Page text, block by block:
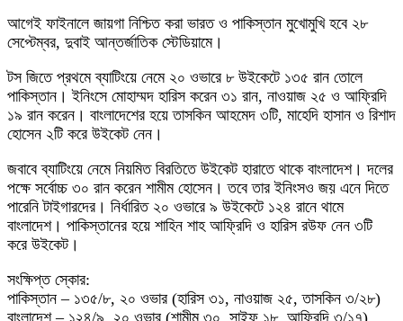
আগেই ফাইনালে জায়গা নিশ্চিত করা ভারত ও পাকিস্তান মুখোমুখি হবে ২৮
সেপ্টেম্বর, দুবাই আন্তর্জাতিক স্টেডিয়ামে।
টস জিতে প্রথমে ব্যাটিংয়ে নেমে ২০ ওভারে ৮ উইকেটে ১৩৫ রান তোলে
পাকিস্তান। ইনিংসে মোহাম্মদ হারিস করেন ৩১ রান, নাওয়াজ ২৫ ও আফ্রিদি
১৯ রান করেন। বাংলাদেশের হয়ে তাসকিন আহমেদ ৩টি, মাহেদি হাসান ও রিশাদ
হোসেন ২টি করে উইকেট নেন।
জবাবে ব্যাটিংয়ে নেমে নিয়মিত বিরতিতে উইকেট হারাতে থাকে বাংলাদেশ। দলের
পক্ষে সর্বোচ্চ ৩০ রান করেন শামীম হোসেন। তবে তার ইনিংসও জয় এনে দিতে
পারেনি টাইগারদের। নির্ধারিত ২০ ওভারে ৯ উইকেটে ১২৪ রানে থামে
বাংলাদেশ। পাকিস্তানের হয়ে শাহিন শাহ আফ্রিদি ও হারিস রউফ নেন ৩টি
করে উইকেট।
সংক্ষিপ্ত স্কোর:
পাকিস্তান – ১৩৫/৮, ২০ ওভার (হারিস ৩১, নাওয়াজ ২৫, তাসকিন ৩/২৮)